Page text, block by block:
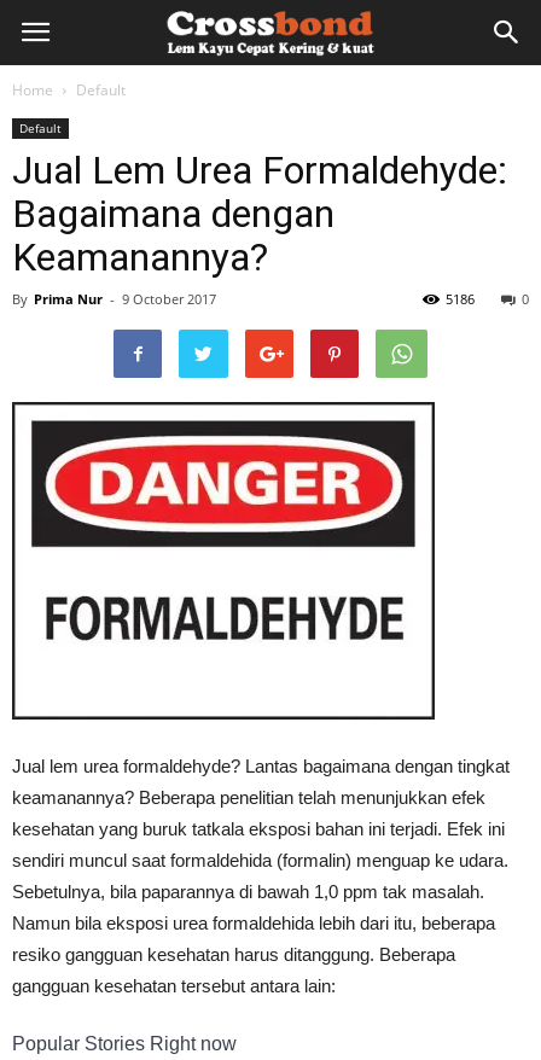
lemkayu.net
Lem
Cepat
Kering,
Kuat
Home Default
Default
Jual Lem Urea Formaldehyde:
Bagaimana dengan
Keamanannya?
By Prima Nur - 9 October 2017 0
5186
Jual lem urea formaldehyde? Lantas bagaimana dengan tingkat
keamanannya? Beberapa penelitian telah menunjukkan efek
kesehatan yang buruk tatkala eksposi bahan ini terjadi. Efek ini
sendiri muncul saat formaldehida (formalin) menguap ke udara.
Sebetulnya, bila paparannya di bawah 1,0 ppm tak masalah.
Namun bila eksposi urea formaldehida lebih dari itu, beberapa
resiko gangguan kesehatan harus ditanggung. Beberapa
gangguan kesehatan tersebut antara lain:
Popular Stories Right now